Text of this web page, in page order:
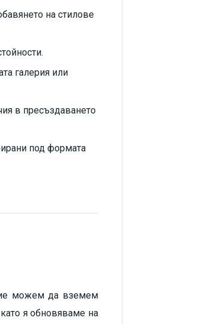
на стилове
галерия или
в пресъздаването
под формата
можем да вземем
я обновяваме на